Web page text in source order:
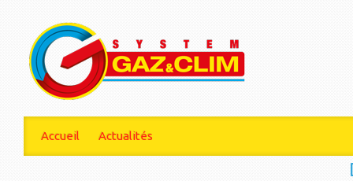
Accueil Actualités